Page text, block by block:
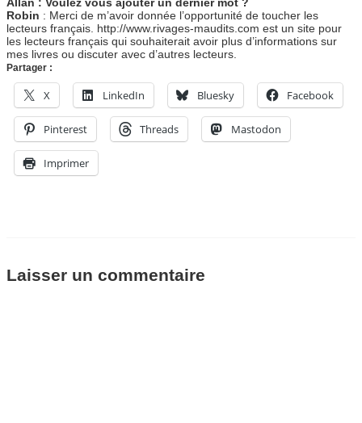
Allan : Voulez vous ajouter un dernier mot ?
Robin : Merci de m’avoir donnée l’opportunité de toucher les
lecteurs français. http://www.rivages-maudits.com est un site pour
les lecteurs français qui souhaiterait avoir plus d’informations sur
mes livres ou discuter avec d’autres lecteurs.
Partager :
X LinkedIn Bluesky Facebook
Pinterest Threads Mastodon
Imprimer
Laisser un commentaire